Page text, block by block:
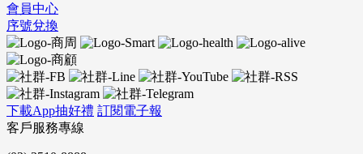
會員中心
序號兌換
下載App抽好禮 訂閱電子報
客戶服務專線